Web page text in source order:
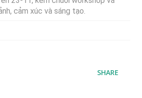
cảm xúc và sáng tạo.
SHARE